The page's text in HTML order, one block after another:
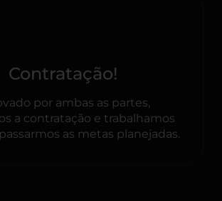
Contratação!
por ambas as partes,
a contratação e trabalhamos
as metas planejadas.